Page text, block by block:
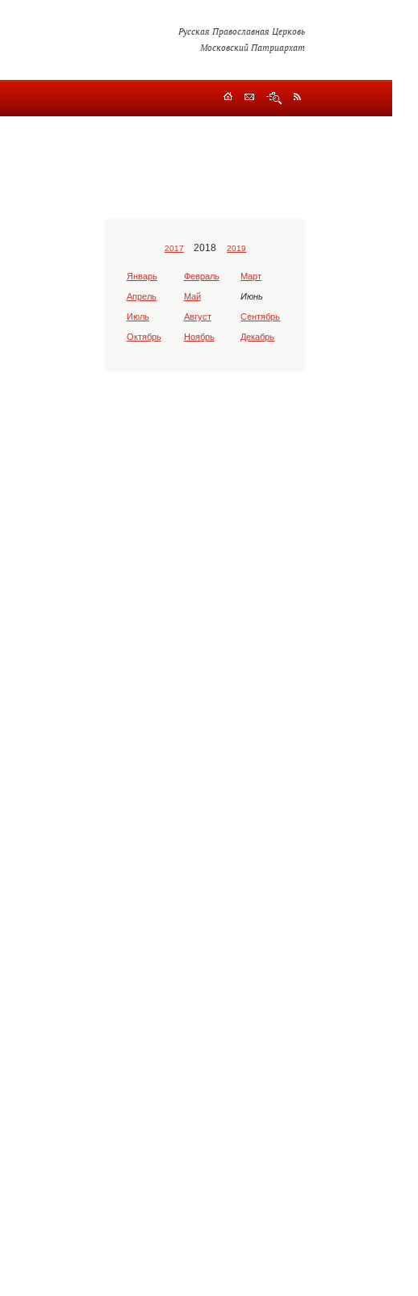
Русская Православная Церковь
Московский Патриархат
2017 2018 2019
Январь Февраль Март
Апрель Май Июнь
Июль Август Сентябрь
Октябрь Ноябрь Декабрь